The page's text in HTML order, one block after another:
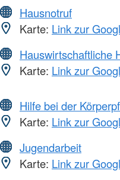
Hausnotruf
Karte: Link zur
Hauswirtschaftliche
Karte: Link zur
Hilfe bei der
Karte: Link zur
Jugendarbeit
Karte: Link zur